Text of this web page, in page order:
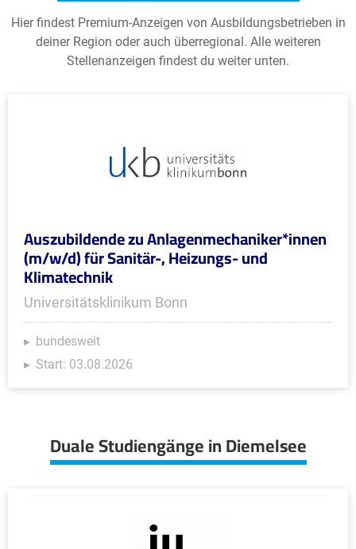
Hier findest Premium-Anzeigen von Ausbildungsbetrieben in
deiner Region oder auch überregional. Alle weiteren
Stellenanzeigen findest du weiter unten.
Auszubildende zu Anlagenmechaniker*innen
(m/w/d) für Sanitär-, Heizungs- und
Klimatechnik
Universitätsklinikum Bonn
bundesweit
Start: 03.08.2026
Duale Studiengänge in Diemelsee